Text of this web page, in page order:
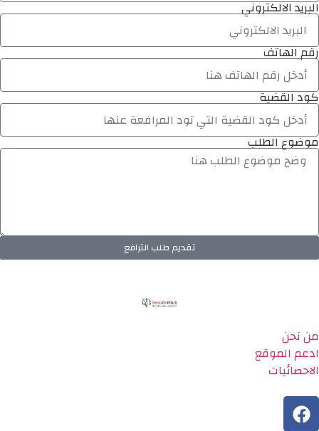
البريد الالكتروني
رقم الهاتف
كود القضية
موضوع الطلب
تقديم طلب الترافع
من نحن
ادعم الموقع
الاحصائيات